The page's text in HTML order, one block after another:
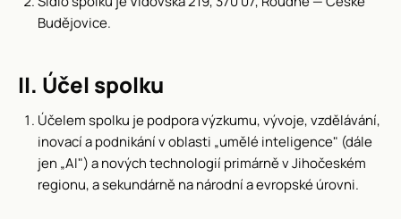
Budějovice.
II. Účel spolku
Účelem spolku je podpora výzkumu, vývoje, vzdělávání,
inovací a podnikání v oblasti „umělé inteligence" (dále
jen „AI") a nových technologií primárně v Jihočeském
regionu, a sekundárně na národní a evropské úrovni.